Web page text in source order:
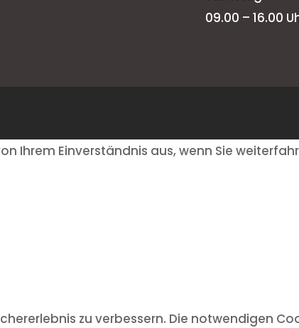
09.00 – 16.00
Ihrem Einverständnis aus, wenn Sie
zu verbessern. Die notwendigen